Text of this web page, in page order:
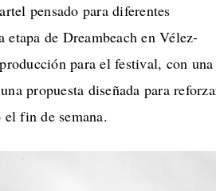
pensado para diferentes
de Dreambeach en Vélez-
para el festival, con una
propuesta diseñada para
fin de semana.